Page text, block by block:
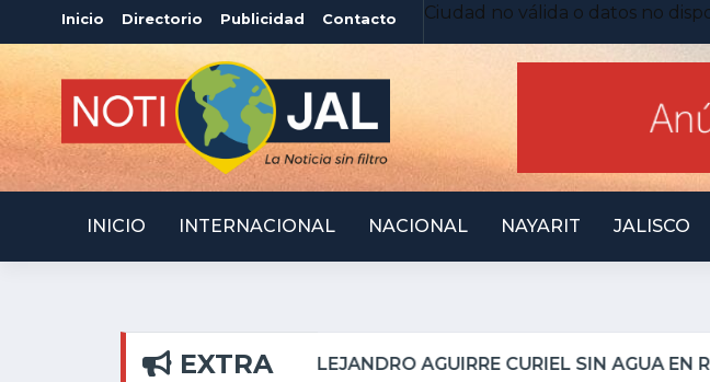
Inicio Directorio Publicidad Contacto Ciudad no válida o datos no
INICIO INTERNACIONAL NACIONAL NAYARIT JALISCO
EXTRA ATOTONILQUILLO INSEGURO Y AL